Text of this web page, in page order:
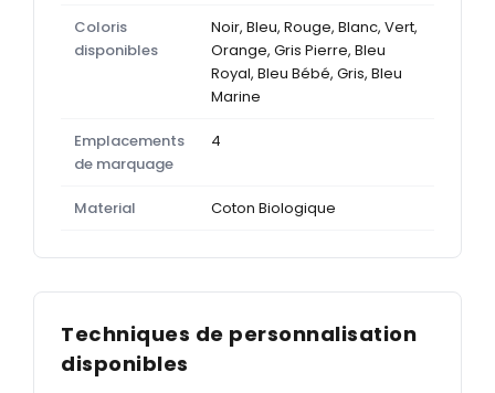
Coloris
disponibles
Noir, Bleu, Rouge, Blanc, Vert,
Orange, Gris Pierre, Bleu
Royal, Bleu Bébé, Gris, Bleu
Marine
Emplacements
de marquage
4
Material Coton Biologique
Techniques de personnalisation
disponibles